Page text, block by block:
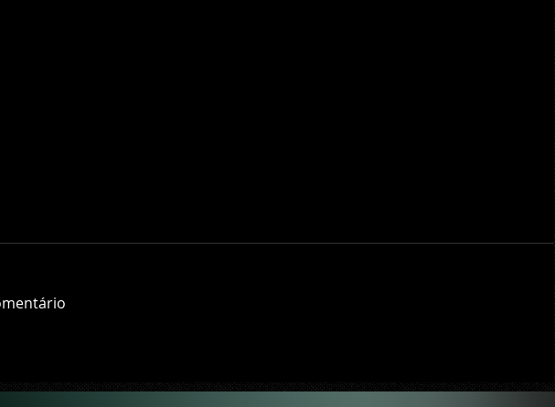
lança quatro filmes
Vencedor do prêmio da crítica em